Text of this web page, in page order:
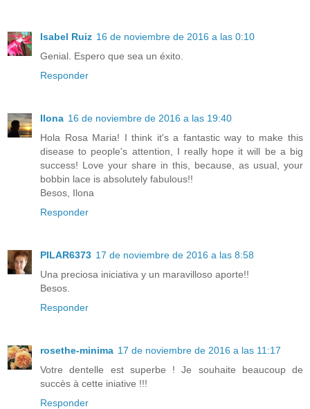
Isabel Ruiz 16 de noviembre de 2016 a las 0:10
Genial. Espero que sea un éxito.
Responder
Ilona 16 de noviembre de 2016 a las 19:40
Hola Rosa Maria! I think it's a fantastic way to make this
disease to people's attention, I really hope it will be a big
success! Love your share in this, because, as usual, your
bobbin lace is absolutely fabulous!!
Besos, Ilona
Responder
PILAR6373 17 de noviembre de 2016 a las 8:58
Una preciosa iniciativa y un maravilloso aporte!!
Besos.
Responder
rosethe-minima 17 de noviembre de 2016 a las 11:17
Votre dentelle est superbe ! Je souhaite beaucoup de
succès à cette iniative !!!
Responder